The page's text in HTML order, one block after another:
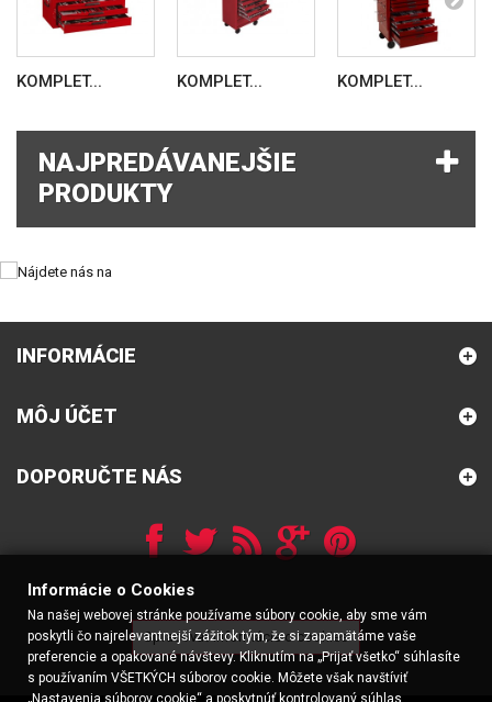
KOMPLET... KOMPLET... KOMPLET...
NAJPREDÁVANEJŠIE
PRODUKTY
INFORMÁCIE
MÔJ ÚČET
DOPORUČTE NÁS
Spracovať informácie o cookies
Informácie o Cookies
Na našej webovej stránke používame súbory cookie, aby sme vám
poskytli čo najrelevantnejší zážitok tým, že si zapamätáme vaše
preferencie a opakované návštevy. Kliknutím na „Prijať všetko“ súhlasíte
s používaním VŠETKÝCH súborov cookie. Môžete však navštíviť
„Nastavenia súborov cookie“ a poskytnúť kontrolovaný súhlas